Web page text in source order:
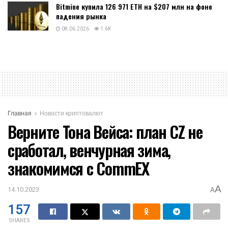
Bitmine купила 126 971 ETH на $207 млн на фоне
падения рынка
08.06.2026 1.6K
Главная Новости криптовалют
Верните Тона Вейса: план CZ не
сработал, венчурная зима,
знакомимся с CommEX
14.10.2023 AA
157
SHARES